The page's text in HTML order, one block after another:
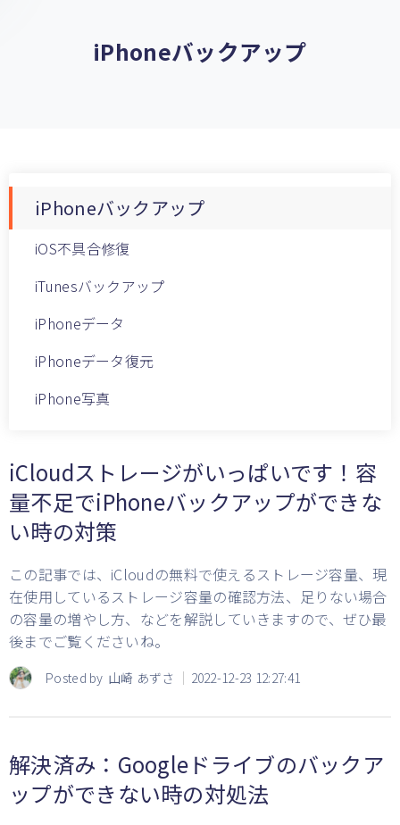
iPhoneバックアップ
iPhoneバックアップ
iOS不具合修復
iTunesバックアップ
iPhoneデータ
iPhoneデータ復元
iPhone写真
iCloudストレージがいっぱいです！容
量不足でiPhoneバックアップができな
い時の対策
この記事では、iCloudの無料で使えるストレージ容量、現
在使用しているストレージ容量の確認方法、足りない場合
の容量の増やし方、などを解説していきますので、ぜひ最
後までご覧くださいね。
Posted by 山崎 あずさ 2022-12-23 12:27:41
解決済み：Googleドライブのバックア
ップができない時の対処法